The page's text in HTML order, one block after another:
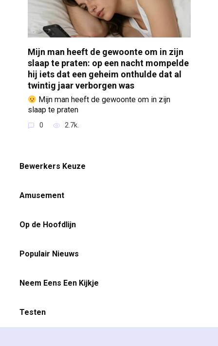
Mijn man heeft de gewoonte om in zijn
slaap te praten: op een nacht mompelde
hij iets dat een geheim onthulde dat al
twintig jaar verborgen was
Mijn man heeft de gewoonte om in zijn
slaap te praten
0 2.7k.
Bewerkers Keuze
Amusement
Op de Hoofdlijn
Populair Nieuws
Neem Eens Een Kijkje
Testen